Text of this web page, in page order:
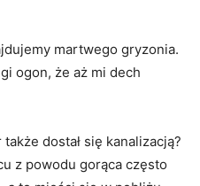
martwego gryzonia.
ogon, że aż mi dech
dostał się kanalizacją?
z powodu gorąca często